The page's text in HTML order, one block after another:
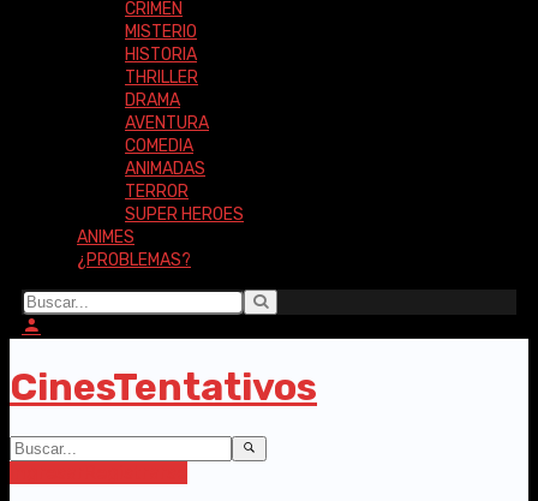
CRIMEN
MISTERIO
HISTORIA
THRILLER
DRAMA
AVENTURA
COMEDIA
ANIMADAS
TERROR
SUPER HEROES
ANIMES
¿PROBLEMAS?
CinesTentativos